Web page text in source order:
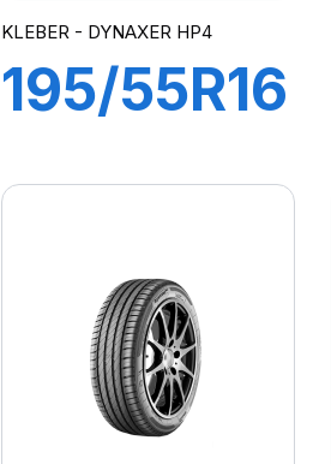
KLEBER - DYNAXER HP4
195/55R16
HP4